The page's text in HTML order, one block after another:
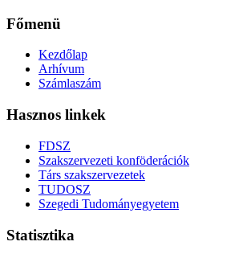
Főmenü
Kezdőlap
Arhívum
Számlaszám
Hasznos linkek
FDSZ
Szakszervezeti konföderációk
Társ szakszervezetek
TUDOSZ
Szegedi Tudományegyetem
Statisztika